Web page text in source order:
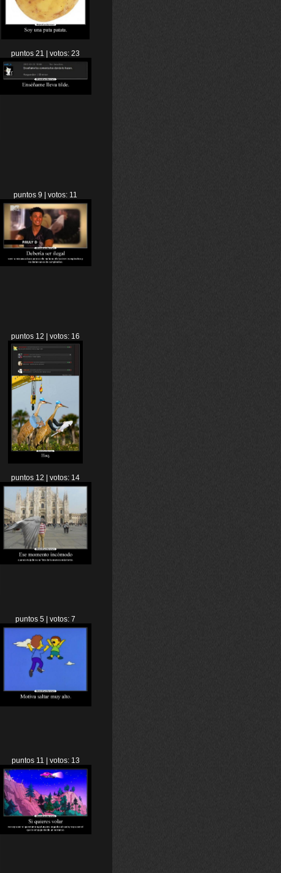
puntos 21 | votos: 23
puntos 9 | votos: 11
puntos 12 | votos: 16
puntos 12 | votos: 14
puntos 5 | votos: 7
puntos 11 | votos: 13